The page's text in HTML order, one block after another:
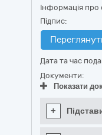
Інформація про
Підпис:
Дата та час
Документи:
Показати
+